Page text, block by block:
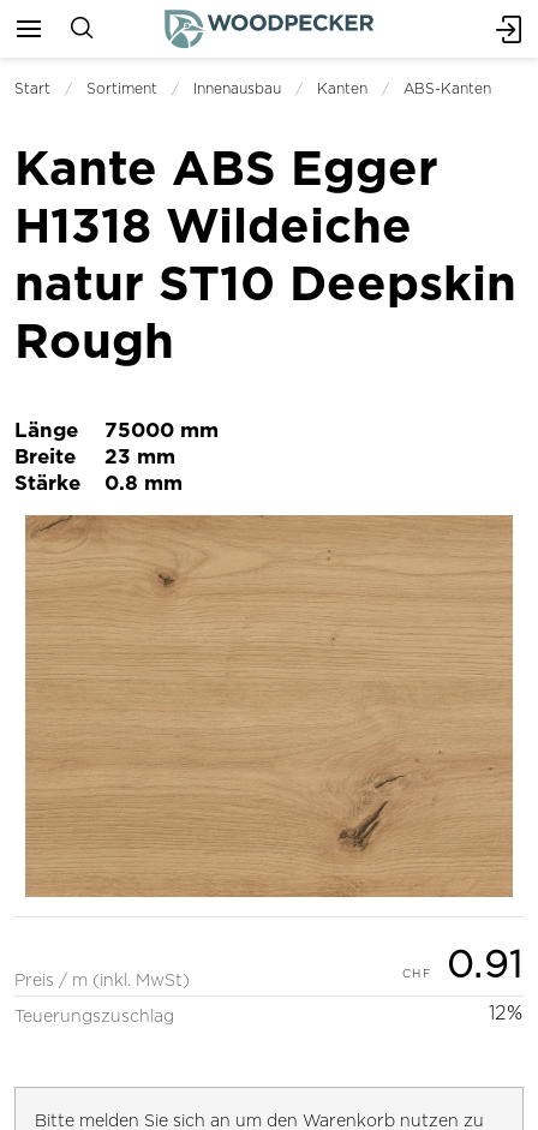
Start Sortiment Innenausbau Kanten ABS-Kanten
Kante ABS Egger
H1318 Wildeiche
natur ST10 Deepskin
Rough
Länge
75000 mm
Breite
23 mm
Stärke
0.8 mm
Preis / m (inkl. MwSt) 0.91
Teuerungszuschlag 12%
Bitte melden Sie sich an um den Warenkorb nutzen zu